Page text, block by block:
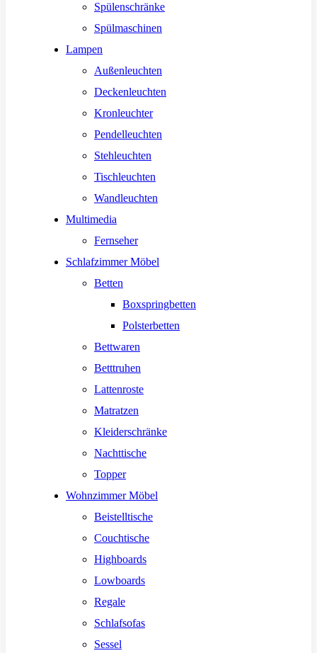
Spülenschränke
Spülmaschinen
Lampen
Außenleuchten
Deckenleuchten
Kronleuchter
Pendelleuchten
Stehleuchten
Tischleuchten
Wandleuchten
Multimedia
Fernseher
Schlafzimmer Möbel
Betten
Boxspringbetten
Polsterbetten
Bettwaren
Betttruhen
Lattenroste
Matratzen
Kleiderschränke
Nachttische
Topper
Wohnzimmer Möbel
Beistelltische
Couchtische
Highboards
Lowboards
Regale
Schlafsofas
Sessel